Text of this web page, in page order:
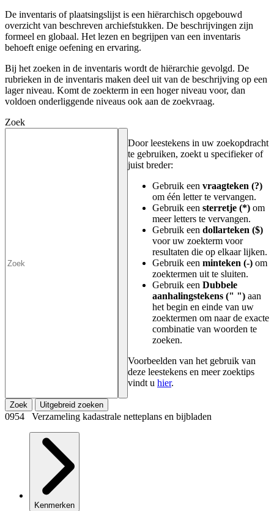
De inventaris of plaatsingslijst is een hiërarchisch opgebouwd
overzicht van beschreven archiefstukken. De beschrijvingen zijn
formeel en globaal. Het lezen en begrijpen van een inventaris
behoeft enige oefening en ervaring.
Bij het zoeken in de inventaris wordt de hiërarchie gevolgd. De
rubrieken in de inventaris maken deel uit van de beschrijving op een
lager niveau. Komt de zoekterm in een hoger niveau voor, dan
voldoen onderliggende niveaus ook aan de zoekvraag.
Zoek
Door leestekens in uw zoekopdracht
te gebruiken, zoekt u specifieker of
juist breder:
Gebruik een vraagteken (?)
om één letter te vervangen.
Gebruik een sterretje (*) om
meer letters te vervangen.
Gebruik een dollarteken ($)
voor uw zoekterm voor
resultaten die op elkaar lijken.
Gebruik een minteken (-) om
zoektermen uit te sluiten.
Gebruik een Dubbele
aanhalingstekens (" ") aan
het begin en einde van uw
zoektermen om naar de exacte
combinatie van woorden te
zoeken.
Voorbeelden van het gebruik van
deze leestekens en meer zoektips
vindt u hier.
Zoek Uitgebreid zoeken
0954 Verzameling kadastrale netteplans en bijbladen
Kenmerken